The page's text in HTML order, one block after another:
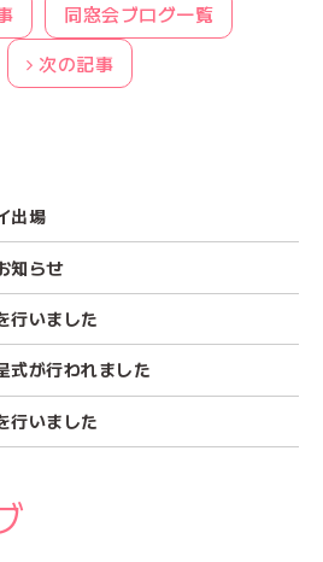
同窓会ブログ一覧
次の記事
出場
知らせ
行いました
式が行われました
行いました